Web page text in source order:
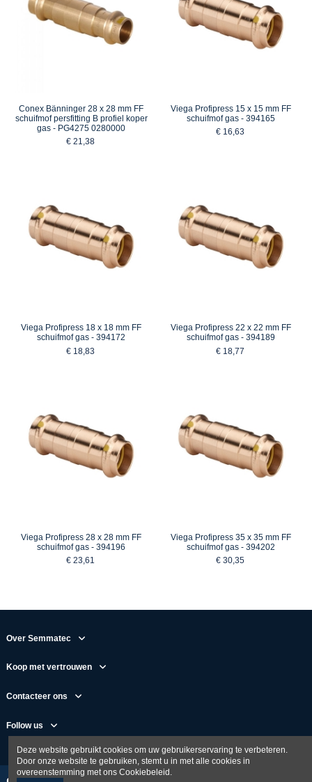
Conex Bänninger 28 x 28 mm FF
schuifmof persfitting B profiel koper
gas - PG4275 0280000
€ 21,38
Viega Profipress 15 x 15 mm FF
schuifmof gas - 394165
€ 16,63
Viega Profipress 18 x 18 mm FF
schuifmof gas - 394172
€ 18,83
Viega Profipress 22 x 22 mm FF
schuifmof gas - 394189
€ 18,77
Viega Profipress 28 x 28 mm FF
schuifmof gas - 394196
€ 23,61
Viega Profipress 35 x 35 mm FF
schuifmof gas - 394202
€ 30,35
Over Semmatec
Koop met vertrouwen
Contacteer ons
Follow us
Deze website gebruikt cookies om uw gebruikerservaring te verbeteren.
Door onze website te gebruiken, stemt u in met alle cookies in
overeenstemming met ons Cookiebeleid.